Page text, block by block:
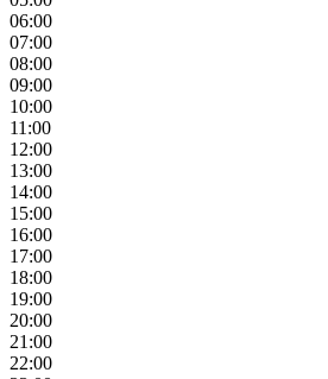
06:00
07:00
08:00
09:00
10:00
11:00
12:00
13:00
14:00
15:00
16:00
17:00
18:00
19:00
20:00
21:00
22:00